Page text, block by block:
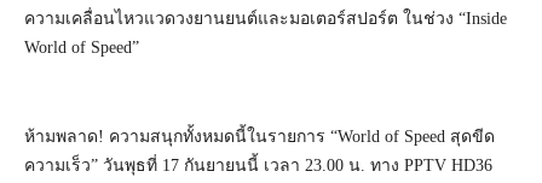
ความเคลื่อนไหวแวดวงยานยนต์และมอเตอร์สปอร์ต ในช่วง “Inside
World of Speed”
ห้ามพลาด! ความสนุกทั้งหมดนี้ในรายการ “World of Speed สุดขีด
ความเร็ว” วันพุธที่ 17 กันยายนนี้ เวลา 23.00 น. ทาง PPTV HD36